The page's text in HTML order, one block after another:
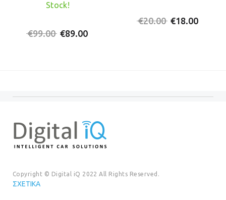
€99.00 Original
€89.00
Stock!
€20.00 Original
€18.00
Copyright © Digital iQ 2022 All Rights Reserved.
ΣΧΕΤΙΚΆ